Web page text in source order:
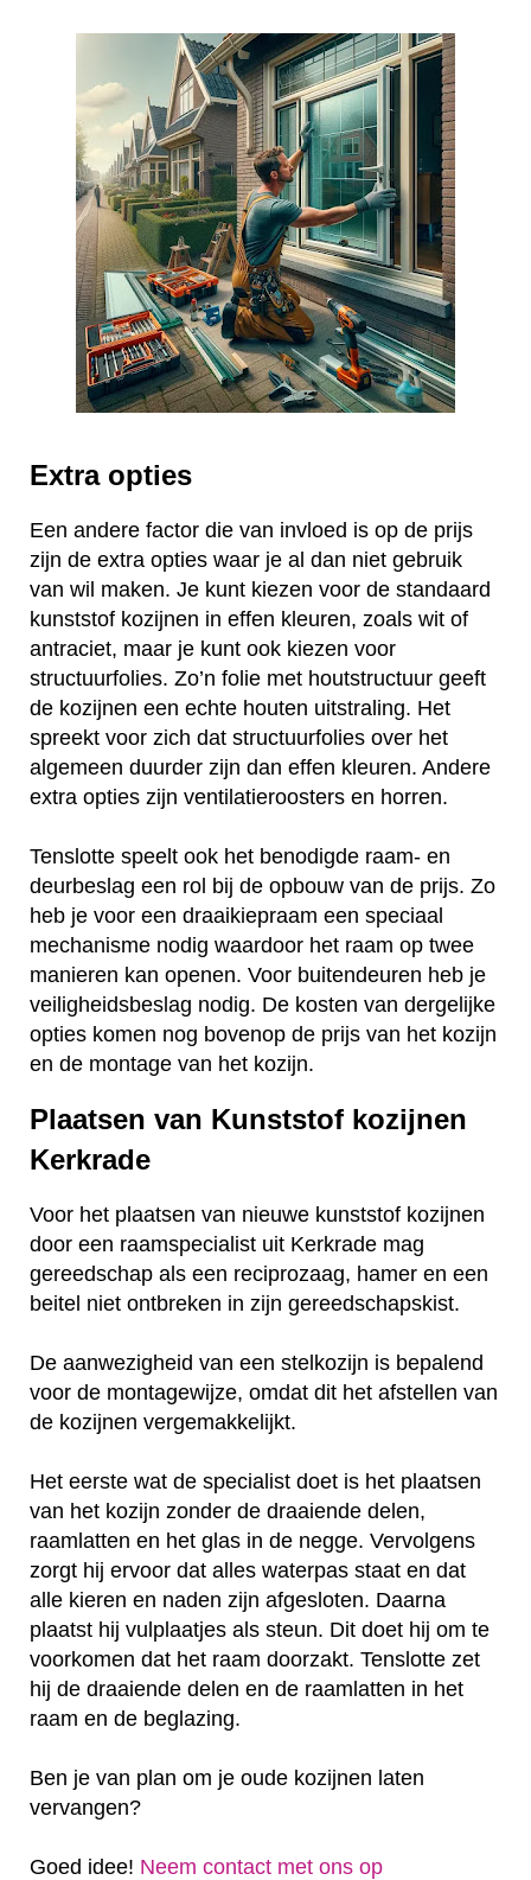
Extra opties
Een andere factor die van invloed is op de prijs
zijn de extra opties waar je al dan niet gebruik
van wil maken. Je kunt kiezen voor de standaard
kunststof kozijnen in effen kleuren, zoals wit of
antraciet, maar je kunt ook kiezen voor
structuurfolies. Zo’n folie met houtstructuur geeft
de kozijnen een echte houten uitstraling. Het
spreekt voor zich dat structuurfolies over het
algemeen duurder zijn dan effen kleuren. Andere
extra opties zijn ventilatieroosters en horren.
Tenslotte speelt ook het benodigde raam- en
deurbeslag een rol bij de opbouw van de prijs. Zo
heb je voor een draaikiepraam een speciaal
mechanisme nodig waardoor het raam op twee
manieren kan openen. Voor buitendeuren heb je
veiligheidsbeslag nodig. De kosten van dergelijke
opties komen nog bovenop de prijs van het kozijn
en de montage van het kozijn.
Plaatsen van Kunststof kozijnen
Kerkrade
Voor het plaatsen van nieuwe kunststof kozijnen
door een raamspecialist uit Kerkrade mag
gereedschap als een reciprozaag, hamer en een
beitel niet ontbreken in zijn gereedschapskist.
De aanwezigheid van een stelkozijn is bepalend
voor de montagewijze, omdat dit het afstellen van
de kozijnen vergemakkelijkt.
Het eerste wat de specialist doet is het plaatsen
van het kozijn zonder de draaiende delen,
raamlatten en het glas in de negge. Vervolgens
zorgt hij ervoor dat alles waterpas staat en dat
alle kieren en naden zijn afgesloten. Daarna
plaatst hij vulplaatjes als steun. Dit doet hij om te
voorkomen dat het raam doorzakt. Tenslotte zet
hij de draaiende delen en de raamlatten in het
raam en de beglazing.
Ben je van plan om je oude kozijnen laten
vervangen?
Goed idee! Neem contact met ons op